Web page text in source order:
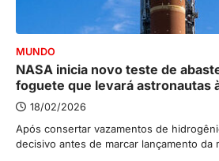
MUNDO
NASA inicia novo teste de
foguete que levará astronautas
18/02/2026
Após consertar vazamentos de
decisivo antes de marcar lançamento da